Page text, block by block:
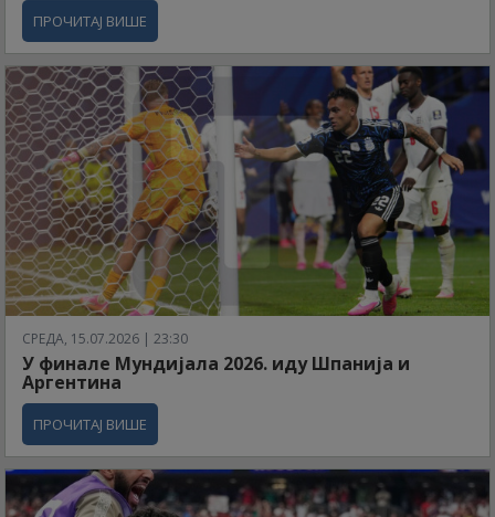
ПРОЧИТАЈ ВИШЕ
СРЕДА, 15.07.2026 | 23:30
У финале Мундијала 2026. иду Шпанија и
Аргентина
ПРОЧИТАЈ ВИШЕ